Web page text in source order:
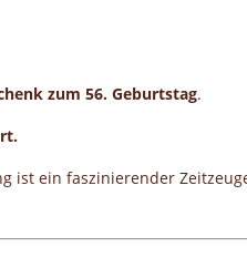
zum 56. Geburtstag.
ist ein faszinierender